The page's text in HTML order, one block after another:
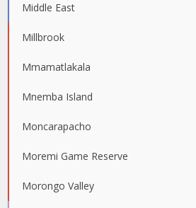
Middle East
Millbrook
Mmamatlakala
Mnemba Island
Moncarapacho
Moremi Game Reserve
Morongo Valley